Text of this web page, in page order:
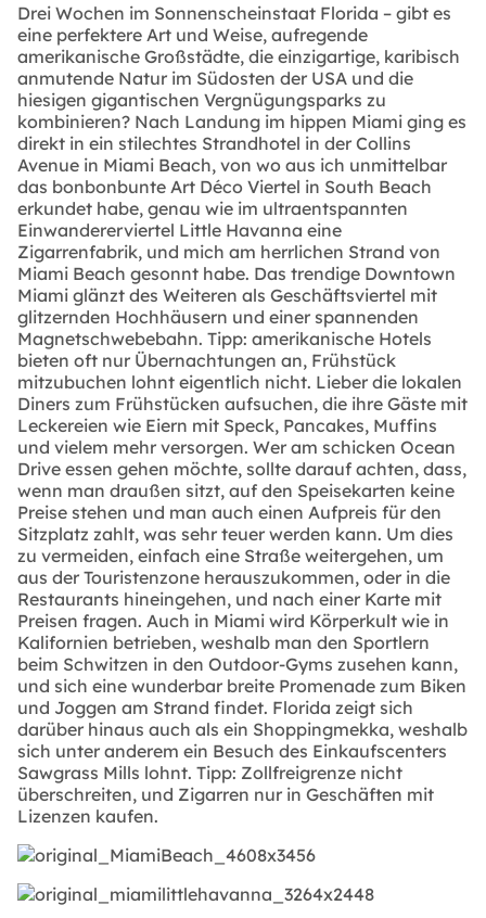
Drei Wochen im Sonnenscheinstaat Florida – gibt es
eine perfektere Art und Weise, aufregende
amerikanische Großstädte, die einzigartige, karibisch
anmutende Natur im Südosten der USA und die
hiesigen gigantischen Vergnügungsparks zu
kombinieren? Nach Landung im hippen Miami ging es
direkt in ein stilechtes Strandhotel in der Collins
Avenue in Miami Beach, von wo aus ich unmittelbar
das bonbonbunte Art Déco Viertel in South Beach
erkundet habe, genau wie im ultraentspannten
Einwandererviertel Little Havanna eine
Zigarrenfabrik, und mich am herrlichen Strand von
Miami Beach gesonnt habe. Das trendige Downtown
Miami glänzt des Weiteren als Geschäftsviertel mit
glitzernden Hochhäusern und einer spannenden
Magnetschwebebahn. Tipp: amerikanische Hotels
bieten oft nur Übernachtungen an, Frühstück
mitzubuchen lohnt eigentlich nicht. Lieber die lokalen
Diners zum Frühstücken aufsuchen, die ihre Gäste mit
Leckereien wie Eiern mit Speck, Pancakes, Muffins
und vielem mehr versorgen. Wer am schicken Ocean
Drive essen gehen möchte, sollte darauf achten, dass,
wenn man draußen sitzt, auf den Speisekarten keine
Preise stehen und man auch einen Aufpreis für den
Sitzplatz zahlt, was sehr teuer werden kann. Um dies
zu vermeiden, einfach eine Straße weitergehen, um
aus der Touristenzone herauszukommen, oder in die
Restaurants hineingehen, und nach einer Karte mit
Preisen fragen. Auch in Miami wird Körperkult wie in
Kalifornien betrieben, weshalb man den Sportlern
beim Schwitzen in den Outdoor-Gyms zusehen kann,
und sich eine wunderbar breite Promenade zum Biken
und Joggen am Strand findet. Florida zeigt sich
darüber hinaus auch als ein Shoppingmekka, weshalb
sich unter anderem ein Besuch des Einkaufscenters
Sawgrass Mills lohnt. Tipp: Zollfreigrenze nicht
überschreiten, und Zigarren nur in Geschäften mit
Lizenzen kaufen.